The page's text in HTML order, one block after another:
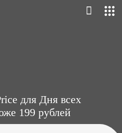
для Дня всех
199 рублей